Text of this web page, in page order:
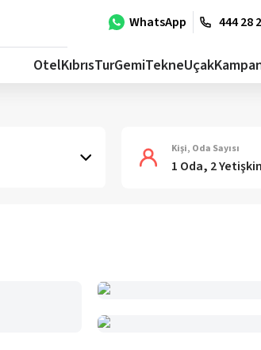
WhatsApp 444 28
OtelKıbrısTurGemiTekneUçak
Kişi, Oda Sayısı
1 Oda, 2 Yetişkin